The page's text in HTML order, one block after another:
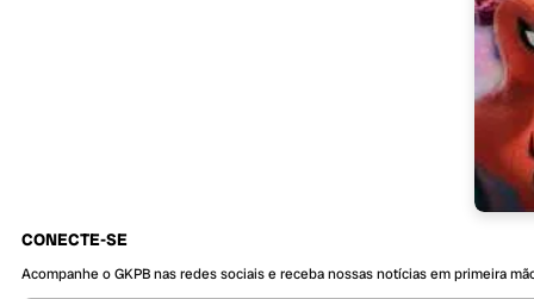
CONECTE-SE
Acompanhe o GKPB nas redes sociais e receba nossas notícias em primeira